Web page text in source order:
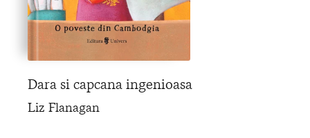
Dara si capcana ingenioasa
Liz Flanagan